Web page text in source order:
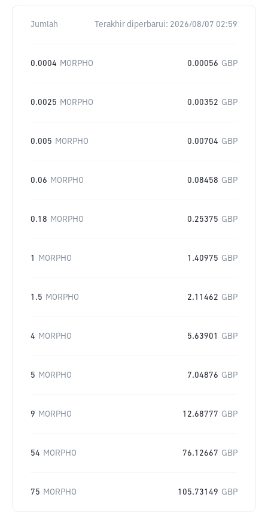
Jumlah Terakhir diperbarui: 2026/08/07 02:59
0.0004 MORPHO 0.00056 GBP
0.0025 MORPHO 0.00352 GBP
0.005 MORPHO 0.00704 GBP
0.06 MORPHO 0.08458 GBP
0.18 MORPHO 0.25375 GBP
1 MORPHO 1.40975 GBP
1.5 MORPHO 2.11462 GBP
4 MORPHO 5.63901 GBP
5 MORPHO 7.04876 GBP
9 MORPHO 12.68777 GBP
54 MORPHO 76.12667 GBP
75 MORPHO 105.73149 GBP